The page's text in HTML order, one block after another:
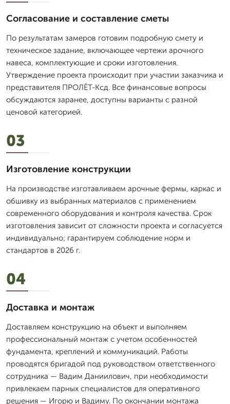
Согласование и составление сметы
По результатам замеров готовим подробную смету и
техническое задание, включающее чертежи арочного
навеса, комплектующие и сроки изготовления.
Утверждение проекта происходит при участии заказчика и
представителя ПРОЛЁТ-Ксд. Все финансовые вопросы
обсуждаются заранее, доступны варианты с разной
ценовой категорией.
03
Изготовление конструкции
На производстве изготавливаем арочные фермы, каркас и
обшивку из выбранных материалов с применением
современного оборудования и контроля качества. Срок
изготовления зависит от сложности проекта и согласуется
индивидуально; гарантируем соблюдение норм и
стандартов в 2026 г.
04
Доставка и монтаж
Доставляем конструкцию на объект и выполняем
профессиональный монтаж с учетом особенностей
фундамента, креплений и коммуникаций. Работы
проводятся бригадой под руководством ответственного
сотрудника — Вадим Даниилович, при необходимости
привлекаем парных специалистов для оперативного
решения — Игорю и Вадиму. По окончании монтажа